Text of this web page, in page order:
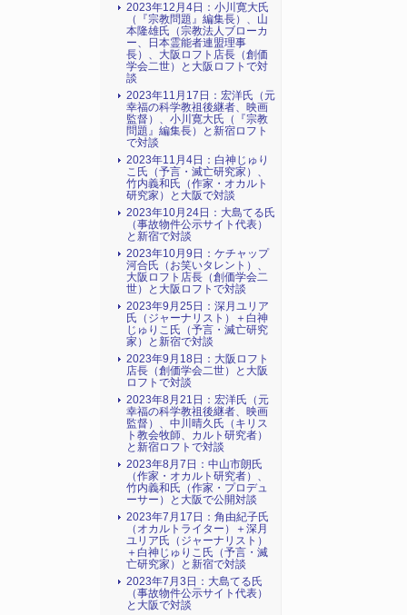
2023年12月4日：小川寛大氏
（『宗教問題』編集長）、山
本隆雄氏（宗教法人ブローカ
ー、日本霊能者連盟理事
長）、大阪ロフト店長（創価
学会二世）と大阪ロフトで対
談
2023年11月17日：宏洋氏（元
幸福の科学教祖後継者、映画
監督）、小川寛大氏（『宗教
問題』編集長）と新宿ロフト
で対談
2023年11月4日：白神じゅり
こ氏（予言・滅亡研究家）、
竹内義和氏（作家・オカルト
研究家）と大阪で対談
2023年10月24日：大島てる氏
（事故物件公示サイト代表）
と新宿で対談
2023年10月9日：ケチャップ
河合氏（お笑いタレント）、
大阪ロフト店長（創価学会二
世）と大阪ロフトで対談
2023年9月25日：深月ユリア
氏（ジャーナリスト）＋白神
じゅりこ氏（予言・滅亡研究
家）と新宿で対談
2023年9月18日：大阪ロフト
店長（創価学会二世）と大阪
ロフトで対談
2023年8月21日：宏洋氏（元
幸福の科学教祖後継者、映画
監督）、中川晴久氏（キリス
ト教会牧師、カルト研究者）
と新宿ロフトで対談
2023年8月7日：中山市朗氏
（作家・オカルト研究者）、
竹内義和氏（作家・プロデュ
ーサー）と大阪で公開対談
2023年7月17日：角由紀子氏
（オカルトライター）＋深月
ユリア氏（ジャーナリスト）
＋白神じゅりこ氏（予言・滅
亡研究家）と新宿で対談
2023年7月3日：大島てる氏
（事故物件公示サイト代表）
と大阪で対談